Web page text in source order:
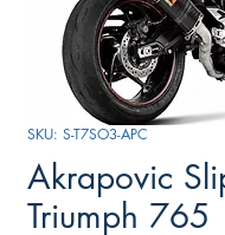
SKU: S-T7SO3-APC
Akrapovic
Triumph 765